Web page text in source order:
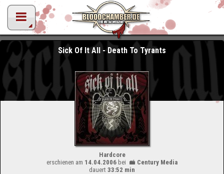
Sick Of It All - Death To Tyrants
Hardcore
erschienen am 14.04.2006 bei
Century Media
dauert 33:52 min